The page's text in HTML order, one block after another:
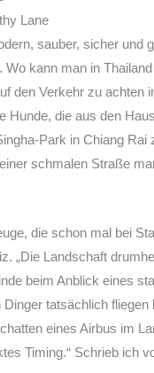
sauber, sicher und
kann man in
den Verkehr zu achten
Hunde, die aus den
Park in Chiang
schmalen Straße
die schon mal bei
„Die Landschaft
beim Anblick eines
tatsächlich
eines Airbus im
Timing.“ Schrieb ich